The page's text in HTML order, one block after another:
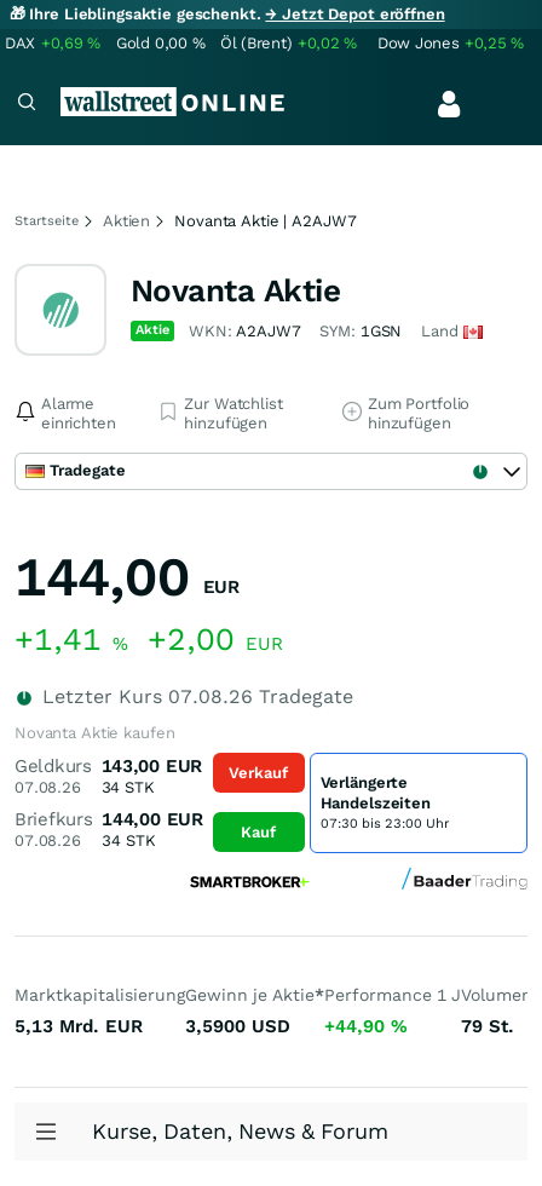
🎁 Ihre Lieblingsaktie geschenkt.→ Jetzt Depot eröffnen
DAX +0,69% Gold 0,00 % Öl (Brent) +0,02% Dow Jones +0,25%
Startseite Aktien Novanta Aktie | A2AJW7
Novanta Aktie
Aktie WKN:A2AJW7 SYM: 1GSN Land
Alarme
einrichten
Zur Watchlist
hinzufügen
Zum Portfolio
hinzufügen
Tradegate
144,00 EUR
+1,41 % +2,00 EUR
Letzter Kurs 07.08.26 Tradegate
Novanta Aktie kaufen
Geldkurs
07.08.26
143,00 EUR
34 STK
Briefkurs
07.08.26
144,00 EUR
34 STK
Verkauf
Kauf
Verlängerte
Handelszeiten
07:30 bis 23:00 Uhr
Marktkapitalisierung
5,13 Mrd. EUR
Gewinn je Aktie*
3,5900 USD
Performance 1 J
+44,90 %
Volumen
79 St.
Kurse, Daten, News & Forum